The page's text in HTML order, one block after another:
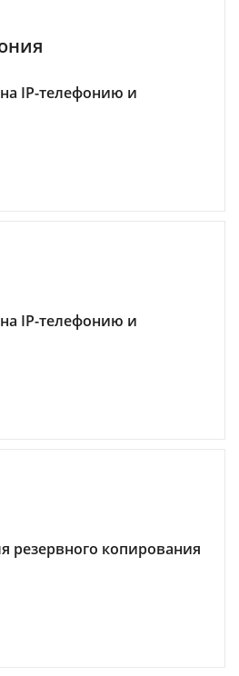
IP-телефонию и
IP-телефонию и
резервного копирования